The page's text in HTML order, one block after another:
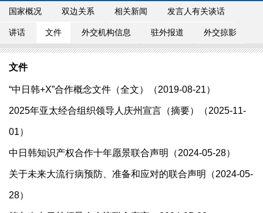
国家概况 双边关系 相关新闻 发言人有关谈话
讲话 文件 外交机构信息 驻外报道 外交掠影
文件
“中日韩+X”合作概念文件（全文）（2019-08-21）
2025年亚太经合组织领导人庆州宣言（摘要）（2025-11-
01）
中日韩知识产权合作十年愿景联合声明（2024-05-28）
关于未来大流行病预防、准备和应对的联合声明（2024-05-
28）